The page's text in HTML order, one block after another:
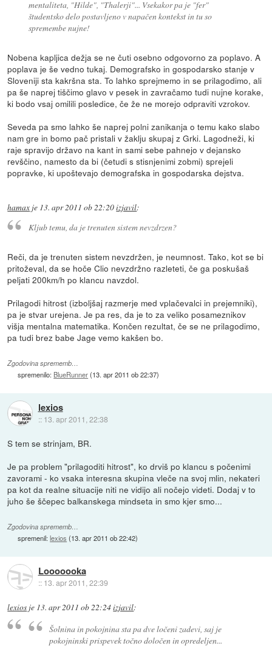
mentaliteta, "Hilde", "Thalerji"... Vsekakor pa je "fer"
študentsko delo postavljeno v napačen kontekst in tu so
spremembe nujne!
Nobena kapljica dežja se ne čuti osebno odgovorno za poplavo. A
poplava je še vedno tukaj. Demografsko in gospodarsko stanje v
Sloveniji sta kakršna sta. To lahko sprejmemo in se prilagodimo, ali
pa še naprej tiščimo glavo v pesek in zavračamo tudi nujne korake,
ki bodo vsaj omilili posledice, če že ne morejo odpraviti vzrokov.
Seveda pa smo lahko še naprej polni zanikanja o temu kako slabo
nam gre in bomo pač pristali v žaklju skupaj z Grki. Lagodneži, ki
raje spravijo državo na kant in sami sebe pahnejo v dejansko
revščino, namesto da bi (četudi s stisnjenimi zobmi) sprejeli
popravke, ki upoštevajo demografska in gospodarska dejstva.
hamax je 13. apr 2011 ob 22:20izjavil:
Kljub temu, da je trenuten sistem nevzdrzen?
Reči, da je trenuten sistem nevzdržen, je neumnost. Tako, kot se bi
pritoževal, da se hoče Clio nevzdržno razleteti, če ga poskušaš
peljati 200km/h po klancu navzdol.
Prilagodi hitrost (izboljšaj razmerje med vplačevalci in prejemniki),
pa je stvar urejena. Je pa res, da je to za veliko posameznikov
višja mentalna matematika. Končen rezultat, če se ne prilagodimo,
pa tudi brez babe Jage vemo kakšen bo.
Zgodovina sprememb…
spremenilo: BlueRunner(13. apr 2011 ob 22:37)
lexios
:: 13. apr 2011, 22:38
S tem se strinjam, BR.
Je pa problem "prilagoditi hitrost", ko drviš po klancu s počenimi
zavorami - ko vsaka interesna skupina vleče na svoj mlin, nekateri
pa kot da realne situacije niti ne vidijo ali nočejo videti. Dodaj v to
juho še ščepec balkanskega mindseta in smo kjer smo...
Zgodovina sprememb…
spremenil:lexios (13. apr 2011 ob 22:42)
Looooooka
:: 13. apr 2011, 22:39
lexios je 13. apr 2011 ob 22:24izjavil:
Šolnina in pokojnina sta pa dve ločeni zadevi, saj je
pokojninski prispevek točno določen in opredeljen...